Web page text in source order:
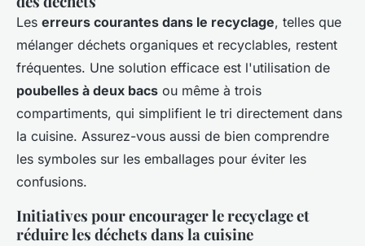
Les erreurs courantes dans le recyclage, telles que
mélanger déchets organiques et recyclables, restent
fréquentes. Une solution efficace est l'utilisation de
poubelles à deux bacs ou même à trois
compartiments, qui simplifient le tri directement dans
la cuisine. Assurez-vous aussi de bien comprendre
les symboles sur les emballages pour éviter les
confusions.
Initiatives pour encourager le recyclage et
réduire les déchets dans la cuisine